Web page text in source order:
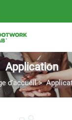
Application
d'accueil>